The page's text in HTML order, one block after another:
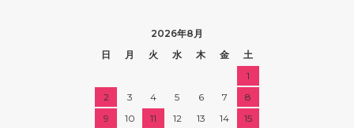
2026年8月
日
月 火 水 木 金
土
1
2
3 4 5 6 7
8
9
10 11 12 13 14
15